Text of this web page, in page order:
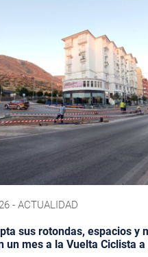
- ACTUALIDAD
sus rotondas, espacios y
un mes a la Vuelta Ciclista a